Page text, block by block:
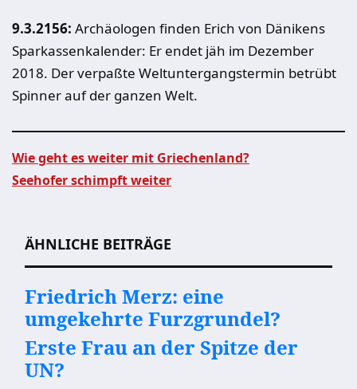
9.3.2156: Archäologen finden Erich von Dänikens
Sparkassenkalender: Er endet jäh im Dezember
2018. Der verpaßte Weltuntergangstermin betrübt
Spinner auf der ganzen Welt.
Wie geht es weiter mit Griechenland?
Seehofer schimpft weiter
ÄHNLICHE BEITRÄGE
Friedrich Merz: eine
umgekehrte Furzgrundel?
Erste Frau an der Spitze der
UN?